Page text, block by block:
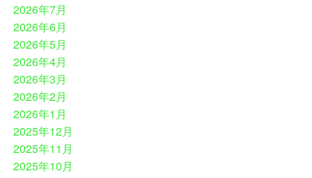
2026年7月
2026年6月
2026年5月
2026年4月
2026年3月
2026年2月
2026年1月
2025年12月
2025年11月
2025年10月